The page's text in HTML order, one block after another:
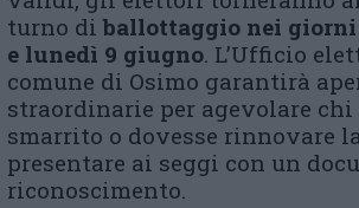
turno di ballottaggio nei giorni
e lunedì 9 giugno. L’Ufficio
comune di Osimo garantirà
straordinarie per agevolare chi
smarrito o dovesse rinnovare
presentare ai seggi con un
riconoscimento.